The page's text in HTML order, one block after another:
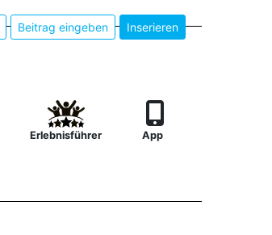
Beitrag eingeben Inserieren
Erlebnisführer App